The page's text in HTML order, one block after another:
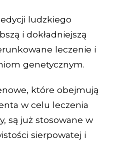
ludzkiego
i dokładniejszą
leczenie i
genetycznym.
które obejmują
w celu leczenia
są już stosowane w
sierpowatej i